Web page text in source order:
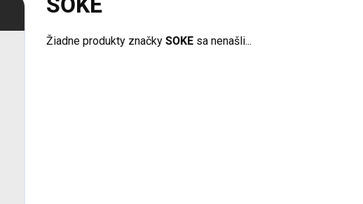
Žiadne produkty značky SOKE sa nenašli...